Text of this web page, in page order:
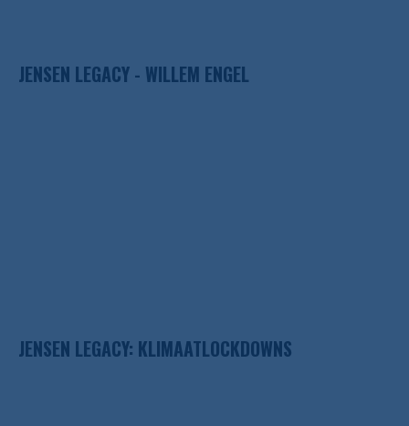
JENSEN LEGACY - WILLEM ENGEL
JENSEN LEGACY: KLIMAATLOCKDOWNS